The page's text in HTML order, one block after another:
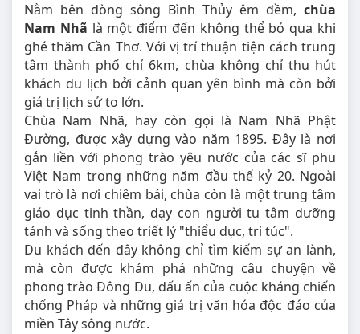
Nằm bên dòng sông Bình Thủy êm đềm, chùa
Nam Nhã là một điểm đến không thể bỏ qua khi
ghé thăm Cần Thơ. Với vị trí thuận tiện cách trung
tâm thành phố chỉ 6km, chùa không chỉ thu hút
khách du lịch bởi cảnh quan yên bình mà còn bởi
giá trị lịch sử to lớn.
Chùa Nam Nhã, hay còn gọi là Nam Nhã Phật
Đường, được xây dựng vào năm 1895. Đây là nơi
gắn liền với phong trào yêu nước của các sĩ phu
Việt Nam trong những năm đầu thế kỷ 20. Ngoài
vai trò là nơi chiêm bái, chùa còn là một trung tâm
giáo dục tinh thần, dạy con người tu tâm dưỡng
tánh và sống theo triết lý "thiểu dục, tri túc".
Du khách đến đây không chỉ tìm kiếm sự an lành,
mà còn được khám phá những câu chuyện về
phong trào Đông Du, dấu ấn của cuộc kháng chiến
chống Pháp và những giá trị văn hóa độc đáo của
miền Tây sông nước.